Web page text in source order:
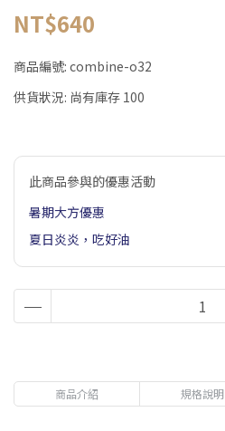
NT$640
商品編號: combine-o32
供貨狀況: 尚有庫存 100
此商品參與的優惠活動
暑期大方優惠
夏日炎炎，吃好油
商品介紹 規格說明